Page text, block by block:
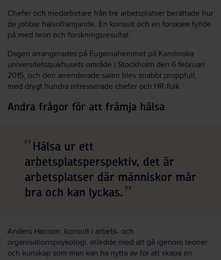
Chefer och medarbetare från tre arbetsplatser berättade hur
de jobbar hälsofrämjande. En konsult och en forskare fyllde
på med teori och forskningsresultat.
Dagen arrangerades på Eugeniahemmet på Karolinska
universitetssjukhusets område i Stockholm den 6 februari
2015, och den arrenderade salen blev snabbt proppfull,
med drygt hundra intresserade chefer och HR-folk.
Andra frågor för att främja hälsa
Hälsa ur ett
arbetsplatsperspektiv, det är
arbetsplatser där människor mår
bra och kan lyckas.
Anders Hanson, konsult i arbets- och
organisationspsykologi, inledde med att gå igenom teorier
och kunskap som man kan ha nytta av för att skapa en